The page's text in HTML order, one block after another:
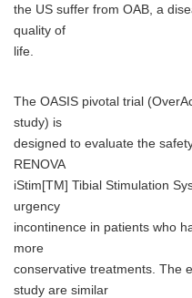
the US suffer from OAB, a
quality of
life.
The OASIS pivotal trial
study) is
designed to evaluate the
RENOVA
iStim[TM] Tibial Stimulation
urgency
incontinence in patients who
more
conservative treatments. The
study are similar